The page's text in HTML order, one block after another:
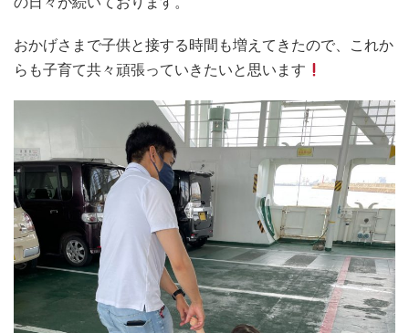
おかげさまで子供と接する時間も増えてきたので、これか
らも子育て共々頑張っていきたいと思います